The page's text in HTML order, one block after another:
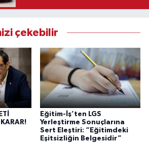
çekebilir
KARAR!
Eğitim-İş’ten LGS
Yerleştirme Sonuçlarına
Sert Eleştiri: “Eğitimdeki
Eşitsizliğin Belgesidir”